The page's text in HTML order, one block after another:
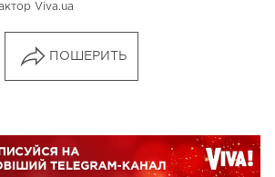
Viva.ua
ПОШЕРИТЬ